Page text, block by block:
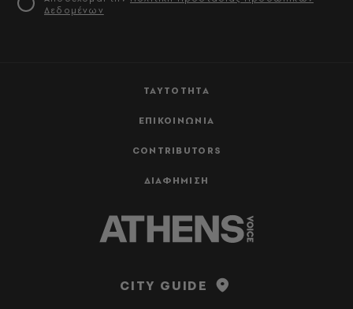
ΤΑΥΤΟΤΗΤΑ
ΕΠΙΚΟΙΝΩΝΙΑ
CONTRIBUTORS
ΔΙΑΦΗΜΙΣΗ
Δεδομένων
CITY GUIDE